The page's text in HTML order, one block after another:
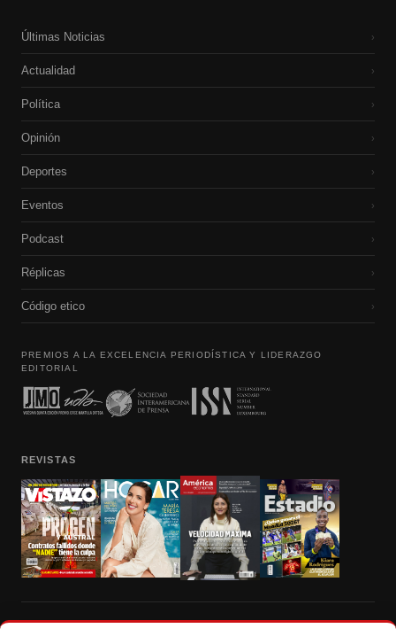
Últimas Noticias ›
Actualidad ›
Política ›
Opinión ›
Deportes ›
Eventos ›
Podcast ›
Réplicas ›
Código etico ›
PREMIOS A LA EXCELENCIA PERIODÍSTICA Y LIDERAZGO
EDITORIAL
REVISTAS